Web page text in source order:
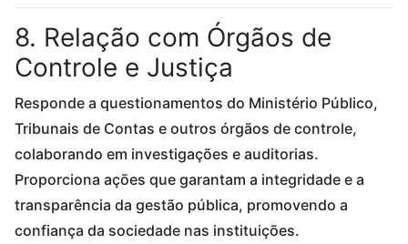
8. Relação com Órgãos de
Controle e Justiça
Responde a questionamentos do Ministério Público,
Tribunais de Contas e outros órgãos de controle,
colaborando em investigações e auditorias.
Proporciona ações que garantam a integridade e a
transparência da gestão pública, promovendo a
confiança da sociedade nas instituições.